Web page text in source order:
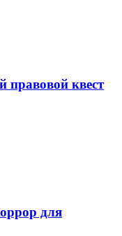
квест
для